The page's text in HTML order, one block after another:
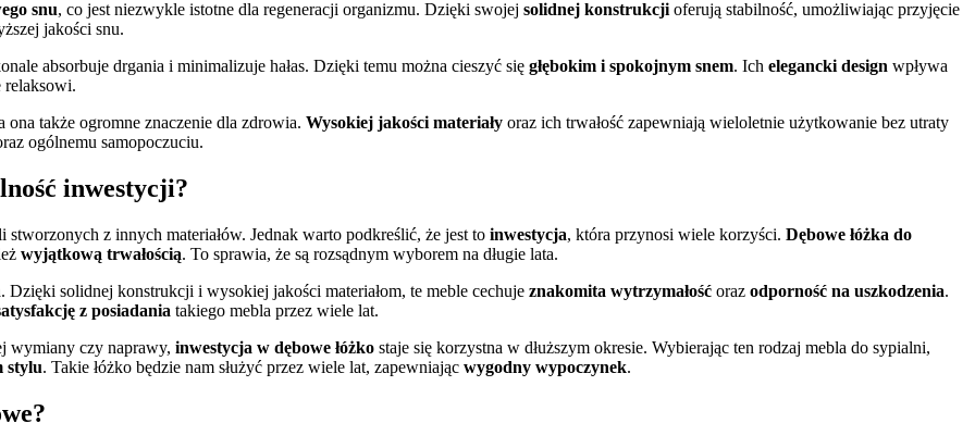
snu, co jest niezwykle istotne dla regeneracji organizmu. Dzięki swojej solidnej konstrukcji oferują stabilność, umożliwiając przyjęcie
jakości snu.
absorbuje drgania i minimalizuje hałas. Dzięki temu można cieszyć się głębokim i spokojnym snem. Ich elegancki design wpływa
relaksowi.
także ogromne znaczenie dla zdrowia. Wysokiej jakości materiały oraz ich trwałość zapewniają wieloletnie użytkowanie bez utraty
ogólnemu samopoczuciu.
inwestycji?
z innych materiałów. Jednak warto podkreślić, że jest to inwestycja, która przynosi wiele korzyści. Dębowe łóżka do
wyjątkową trwałością. To sprawia, że są rozsądnym wyborem na długie lata.
solidnej konstrukcji i wysokiej jakości materiałom, te meble cechuje znakomita wytrzymałość oraz odporność na uszkodzenia.
z posiadania takiego mebla przez wiele lat.
wymiany czy naprawy, inwestycja w dębowe łóżko staje się korzystna w dłuższym okresie. Wybierając ten rodzaj mebla do sypialni,
stylu. Takie łóżko będzie nam służyć przez wiele lat, zapewniając wygodny wypoczynek.